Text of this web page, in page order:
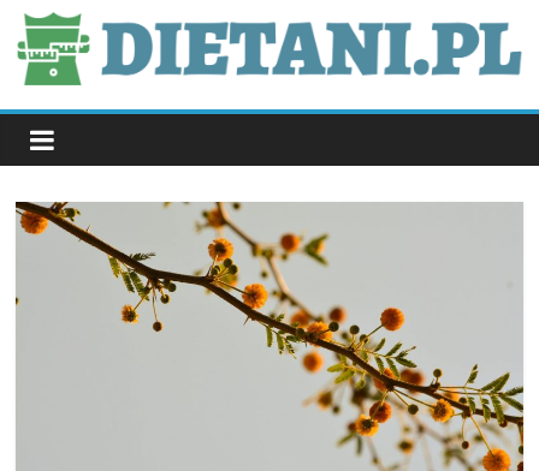
Skip
to
content
dietani.pl